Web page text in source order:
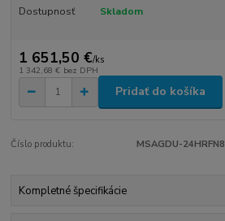
Dostupnosť Skladom
1 651,50 €/ks
1 342,68 € bez DPH
Pridať do košíka
Číslo produktu: MSAGDU-24HRFN8
Kompletné špecifikácie